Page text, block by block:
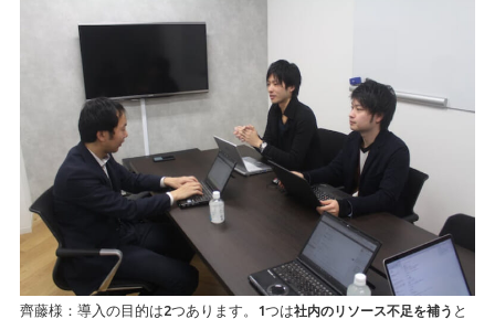
齊藤様：導入の目的は2つあります。1つは社内のリソース不足を補う と